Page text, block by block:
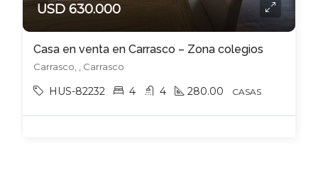
USD 630.000
Casa en venta en Carrasco – Zona colegios
Carrasco, , Carrasco
HUS-82232 4 4 280.00 CASAS